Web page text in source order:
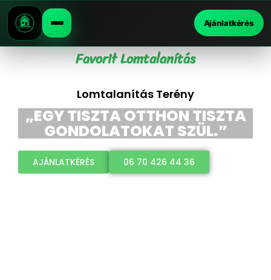
Ajánlatkérés
Favorit Lomtalanítás
Lomtalanítás Terény
„EGY TISZTA OTTHON TISZTA
GONDOLATOKAT SZÜL.”
AJÁNLATKÉRÉS 06 70 426 44 36